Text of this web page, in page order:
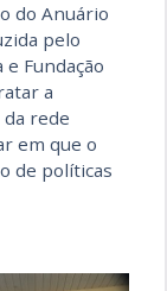
do Anuário
pelo
Fundação
a
rede
em que o
de políticas